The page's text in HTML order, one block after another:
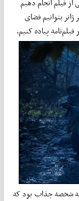
فیلم انجام دهیم
بتوانیم فضای
پیاده کنیم.
شخصه جذاب بود که